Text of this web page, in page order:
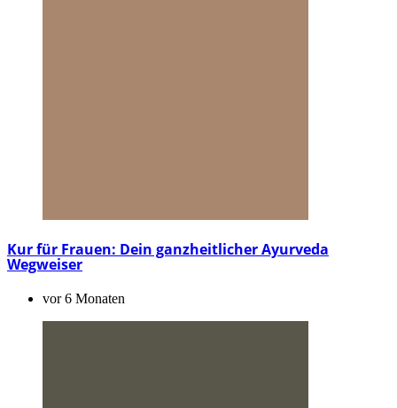
Kur für Frauen: Dein ganzheitlicher Ayurveda
Wegweiser
vor 6 Monaten